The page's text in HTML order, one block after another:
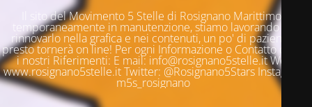
Il sito del Movimento 5 Stelle di Rosignano Marittimo è
temporaneamente in manutenzione, stiamo lavorando per
rinnovarlo nella grafica e nei contenuti, un po' di pazienza e
presto tornerà on line! Per ogni Informazione o Contatto questi
i nostri Riferimenti: E mail: info@rosignano5stelle.it Web:
www.rosignano5stelle.it Twitter: @Rosignano5Stars Instagram:
m5s_rosignano